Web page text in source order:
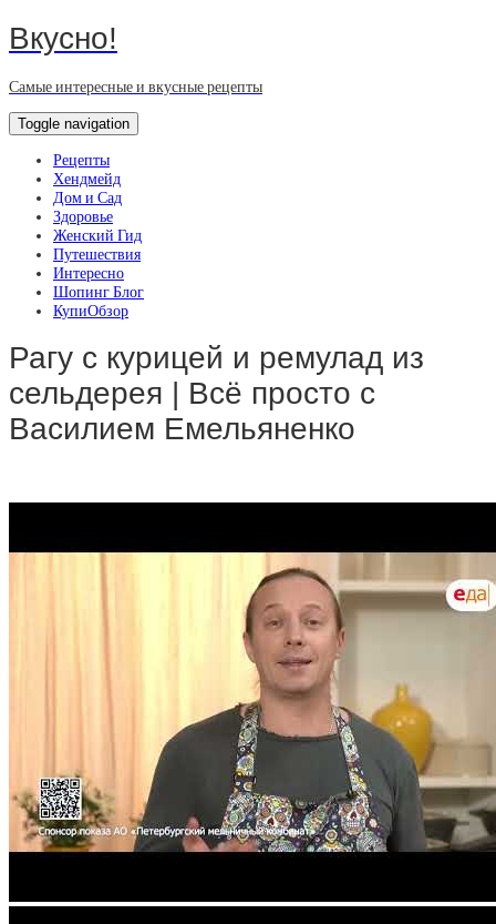
Вкусно!
Самые интересные и вкусные рецепты
Toggle navigation
Рецепты
Хендмейд
Дом и Сад
Здоровье
Женский Гид
Путешествия
Интересно
Шопинг Блог
КупиОбзор
Рагу с курицей и ремулад из
сельдерея | Всё просто с
Василием Емельяненко